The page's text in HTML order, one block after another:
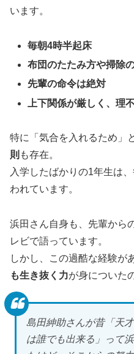
います。
毎朝4時半起床
布団のたたみ方や掃除
先輩の命令は絶対
上下関係が厳しく、理
特に「気合を入れるため」
則 も存在。
入学したばかりの1年生は
われています。
浜田さん自身も、先輩から
レビで語っています。
しかし、この過酷な経験が
も生き抜く力が身についた
島田紳助さんが昔「天
は誰でも出来る」って